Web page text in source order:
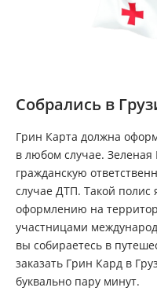
Собрались в
Грин Карта должна
в любом случае. Зеленая
гражданскую
случае ДТП. Такой полис
оформлению на
участницами
вы собираетесь в
заказать Грин Кард в
буквально пару минут.